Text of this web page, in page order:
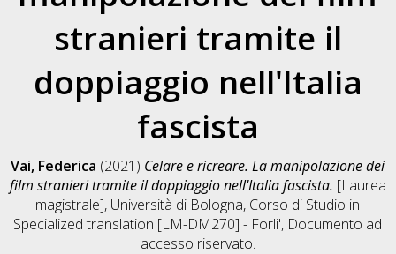
stranieri tramite il
doppiaggio nell'Italia
fascista
Vai, Federica (2021) Celare e ricreare. La manipolazione dei
film stranieri tramite il doppiaggio nell'Italia fascista. [Laurea
magistrale], Università di Bologna, Corso di Studio in
Specialized translation [LM-DM270] - Forli', Documento ad
accesso riservato.